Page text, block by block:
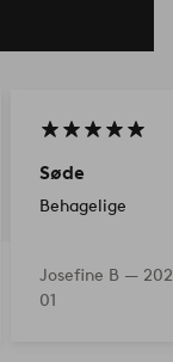
Søde
Behagelige
Josefine B —
01